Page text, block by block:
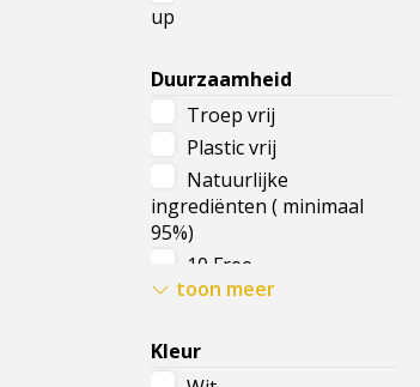
up
Duurzaamheid
Troep vrij
Plastic vrij
Natuurlijke
ingrediënten ( minimaal
95%)
10 Free
Vegan
siliconen
toon meer
Kleur